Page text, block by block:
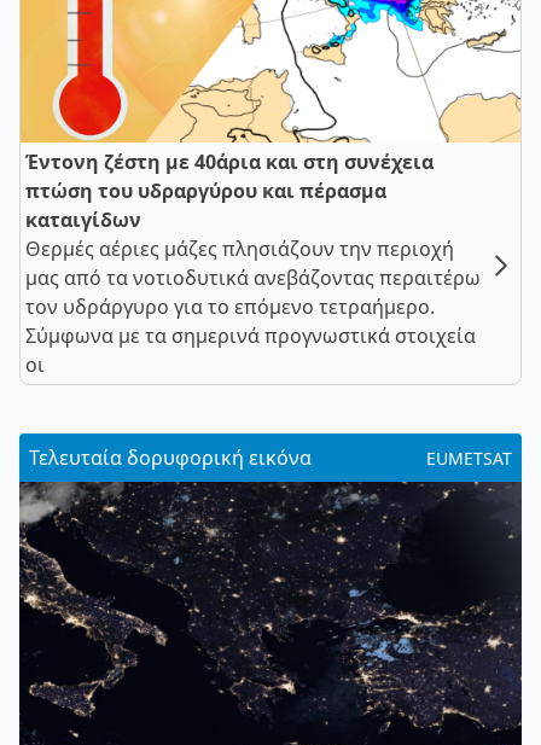
Έντονη ζέστη με 40άρια και στη συνέχεια
πτώση του υδραργύρου και πέρασμα
καταιγίδων
Θερμές αέριες μάζες πλησιάζουν την περιοχή
μας από τα νοτιοδυτικά ανεβάζοντας περαιτέρω
τον υδράργυρο για το επόμενο τετραήμερο.
Σύμφωνα με τα σημερινά προγνωστικά στοιχεία
οι
Τελευταία δορυφορική εικόνα EUMETSAT